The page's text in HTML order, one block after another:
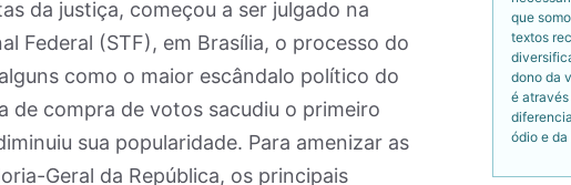
da justiça, começou a ser julgado na
Federal (STF), em Brasília, o processo do
como o maior escândalo político do
de compra de votos sacudiu o primeiro
sua popularidade. Para amenizar as
Geral da República, os principais
que
textos
dono da
é
ódio e